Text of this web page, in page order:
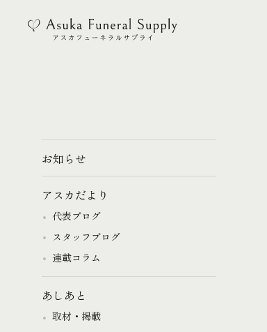
お知らせ
アスカだより
代表ブログ
スタッフブログ
連載コラム
あしあと
取材・掲載